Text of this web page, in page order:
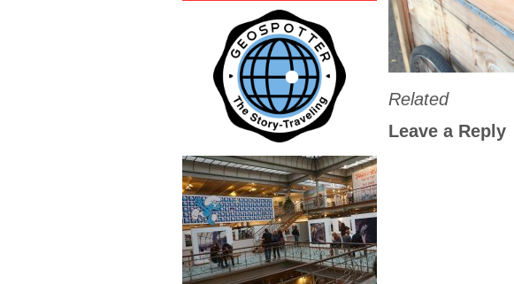
Related
Leave a Reply